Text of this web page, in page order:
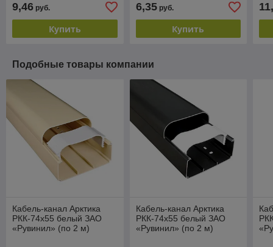
9,46 руб.
Купить
6,35руб.
Купить
Подобные товары компании
Кабель-канал Арктика
РКК-74х55 белый ЗАО
«Рувинил» (по 2 м)
Кабель-канал Арктика
РКК-74х55 белый ЗАО
«Рувинил» (по 2 м)